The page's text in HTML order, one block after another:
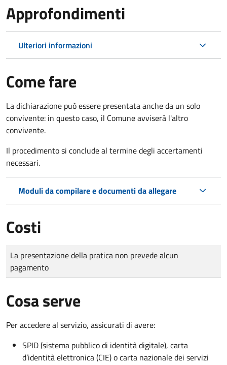
Approfondimenti
Ulteriori informazioni
Come fare
La dichiarazione può essere presentata anche da un solo
convivente: in questo caso, il Comune avviserà l'altro
convivente.
Il procedimento si conclude al termine degli accertamenti
necessari.
Moduli da compilare e documenti da allegare
Costi
Tipo di pagamento
Importo
La presentazione della pratica non prevede alcun
pagamento
Cosa serve
Per accedere al servizio, assicurati di avere:
SPID (sistema pubblico di identità digitale), carta
d’identità elettronica (CIE) o carta nazionale dei servizi